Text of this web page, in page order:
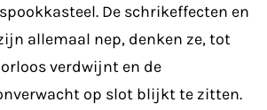
De schrikeffecten en
allemaal nep, denken ze, tot
verdwijnt en de
op slot blijkt te zitten.